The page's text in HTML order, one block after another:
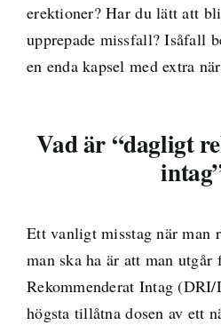
erektioner? Har du lätt att
upprepade missfall? Isåfall
en enda kapsel med extra
Vad är “dagligt
Ett vanligt misstag när man
man ska ha är att man
Rekommenderat Intag
högsta tillåtna dosen av ett